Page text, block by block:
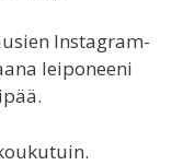
Instagram-
leiponeeni